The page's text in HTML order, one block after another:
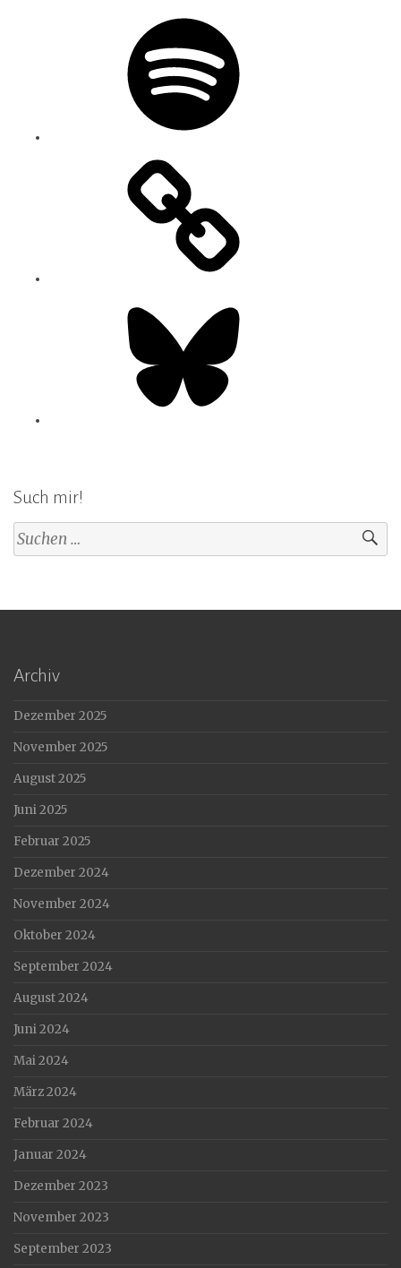
Such mir!
Suchen
nach:
Archiv
Dezember 2025
November 2025
August 2025
Juni 2025
Februar 2025
Dezember 2024
November 2024
Oktober 2024
September 2024
August 2024
Juni 2024
Mai 2024
März 2024
Februar 2024
Januar 2024
Dezember 2023
November 2023
September 2023